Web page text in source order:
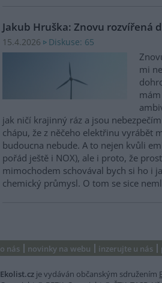
Jakub Hruška: Znovu rozvířená
15.4.2026 Diskuse: 65
mi
jak ničí krajinný ráz a jsou
chápu, že z něčeho elektřinu vyrábět
budoucna nebude. A to nejen kvůli
pořád ještě i NOX), ale i proto, že
mimochodem schovával bych si ho i
chemický průmysl. O tom se sice
o nás novinky na webu inzerujte u nás
Ekolist.cz je vydáván občanským sdružením